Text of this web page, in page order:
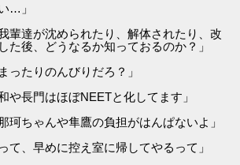
…」
輩達が沈められたり、解体されたり、改
た後、どうなるか知っておるのか？」
ったりのんびりだろ？」
や長門はほぼNEETと化してます」
珂ちゃんや隼鷹の負担がはんぱないよ」
て、早めに控え室に帰してやるって」